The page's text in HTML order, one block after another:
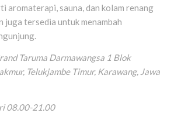
aromaterapi, sauna, dan kolam renang
juga tersedia untuk menambah
Taruma Darmawangsa 1 Blok
Telukjambe Timur, Karawang, Jawa
08.00-21.00